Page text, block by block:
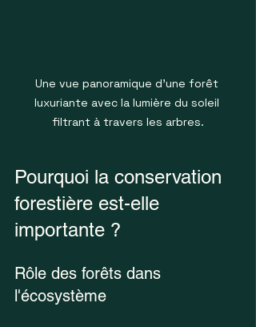
Une vue panoramique d'une forêt
luxuriante avec la lumière du soleil
filtrant à travers les arbres.
Pourquoi la conservation
forestière est-elle
importante ?
Rôle des forêts dans
l'écosystème